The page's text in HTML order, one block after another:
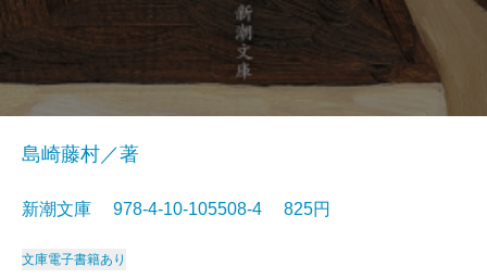
島崎藤村／著
新潮文庫 978-4-10-105508-4 825円
文庫電子書籍あり